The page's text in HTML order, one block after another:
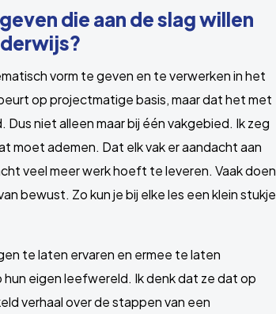
die aan de slag willen
vorm te geven en te verwerken in het
op projectmatige basis, maar dat het met
niet alleen maar bij één vakgebied. Ik zeg
ademen. Dat elk vak er aandacht aan
veel meer werk hoeft te leveren. Vaak doen
bewust. Zo kun je bij elke les een klein stukje
te laten ervaren en ermee te laten
eigen leefwereld. Ik denk dat ze dat op
verhaal over de stappen van een